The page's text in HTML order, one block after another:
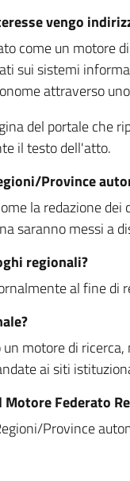
vengo
come un motore
sui sistemi
attraverso
del portale che
il testo dell'atto.
Province
la redazione
saranno messi a
regionali?
al fine
motore di
ai siti
Federato
Province